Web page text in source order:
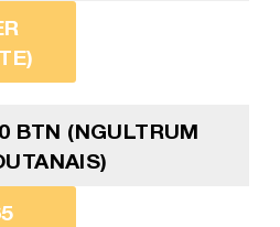
BTN (NGULTRUM